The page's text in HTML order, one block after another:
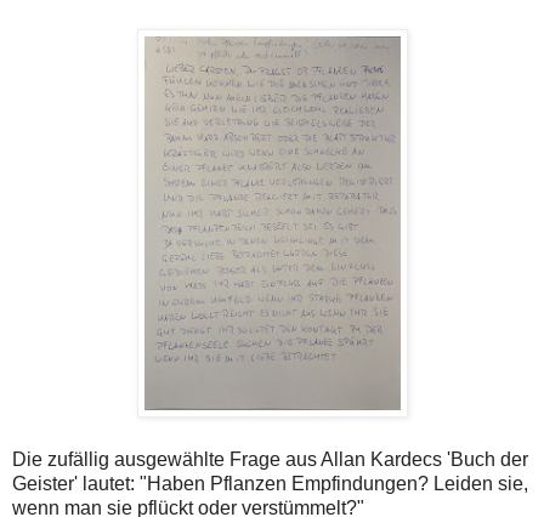
Die zufällig ausgewählte Frage aus Allan Kardecs 'Buch der
Geister' lautet: "Haben Pflanzen Empfindungen? Leiden sie,
wenn man sie pflückt oder verstümmelt?"